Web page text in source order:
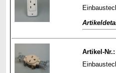
Artikel-Nr.: